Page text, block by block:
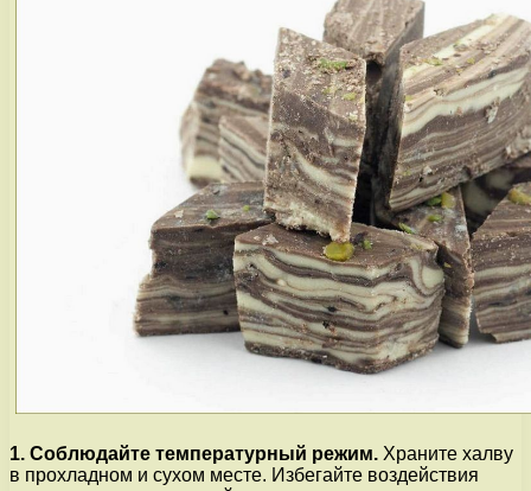
1. Соблюдайте температурный режим. Храните халву
в прохладном и сухом месте. Избегайте воздействия